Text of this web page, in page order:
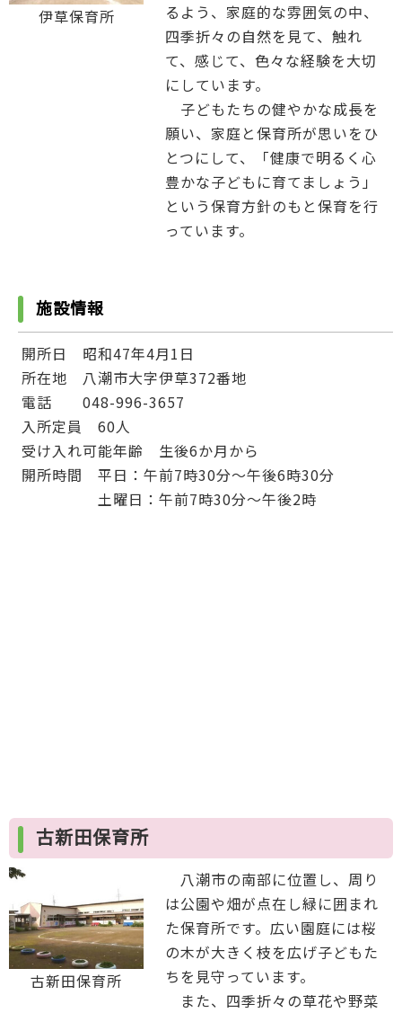
伊草保育所
るよう、家庭的な雰囲気の中、
四季折々の自然を見て、触れ
て、感じて、色々な経験を大切
にしています。
子どもたちの健やかな成長を
願い、家庭と保育所が思いをひ
とつにして、「健康で明るく心
豊かな子どもに育てましょう」
という保育方針のもと保育を行
っています。
施設情報
開所日 昭和47年4月1日
所在地 八潮市大字伊草372番地
電話 048-996-3657
入所定員 60人
受け入れ可能年齢 生後6か月から
開所時間 平日：午前7時30分～午後6時30分
土曜日：午前7時30分～午後2時
古新田保育所
古新田保育所
八潮市の南部に位置し、周り
は公園や畑が点在し緑に囲まれ
た保育所です。広い園庭には桜
の木が大きく枝を広げ子どもた
ちを見守っています。
また、四季折々の草花や野菜